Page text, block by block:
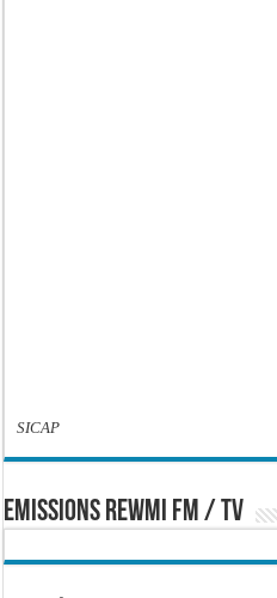
SICAP
EMISSIONS REWMI FM / TV